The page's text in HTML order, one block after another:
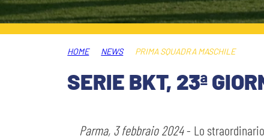
STORE
MUSEO
MEDIA
HOME NEWS PRIMA SQUADRA MASCHILE
SERIE BKT, 23ª
Parma, 3 febbraio 2024- Lo